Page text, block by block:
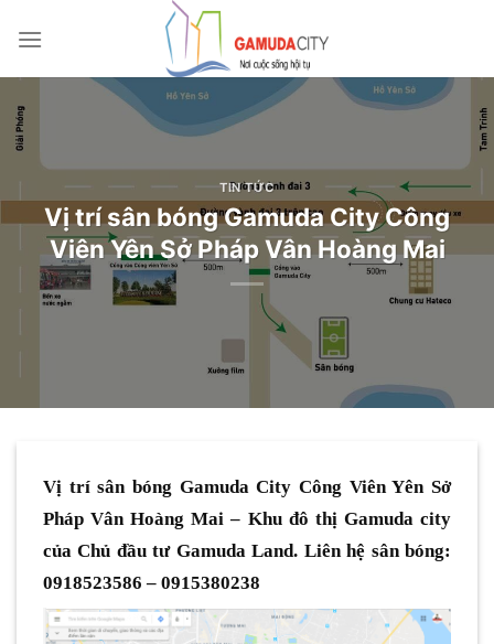
qua
TIN TỨC
Vị trí sân bóng Gamuda City Công
Viên Yên Sở Pháp Vân Hoàng Mai
Vị trí sân bóng Gamuda City Công Viên Yên Sở
Pháp Vân Hoàng Mai – Khu đô thị Gamuda city
của Chủ đầu tư Gamuda Land. Liên hệ sân bóng:
0918523586 – 0915380238